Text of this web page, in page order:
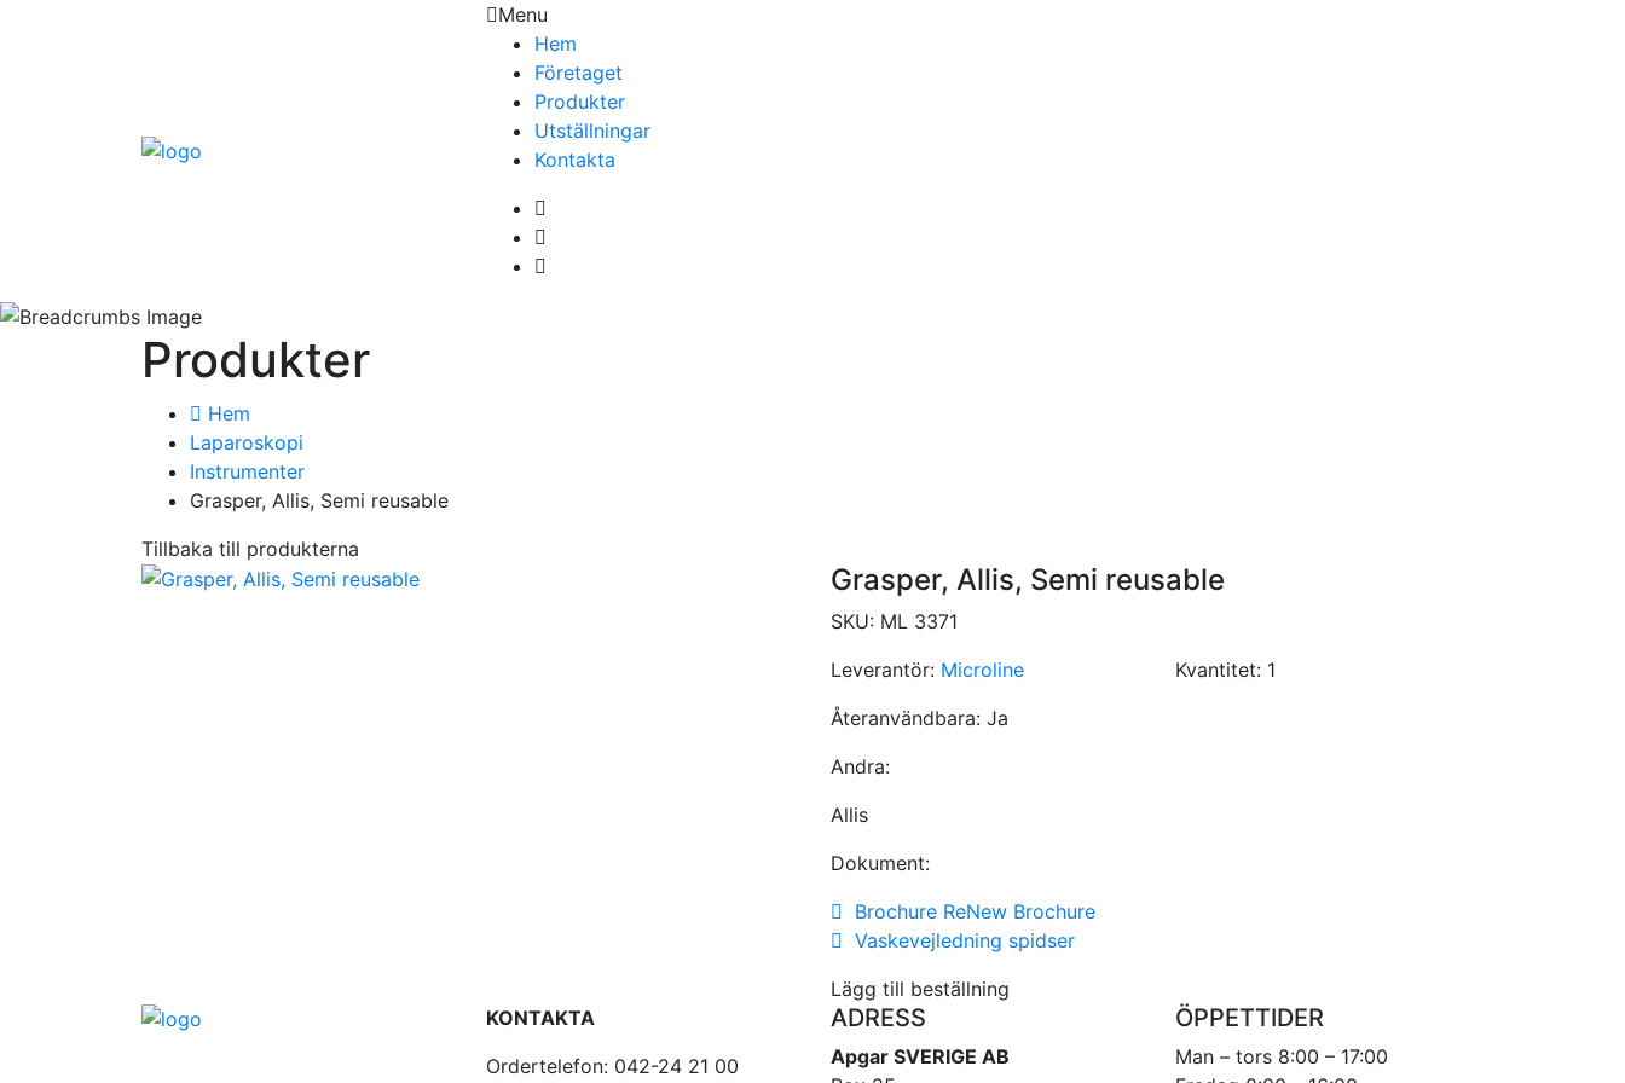
Menu
Hem
Företaget
Produkter
Utställningar
Kontakta
Produkter
Hem
Laparoskopi
Instrumenter
Grasper, Allis, Semi reusable
Tillbaka till produkterna
Grasper, Allis, Semi reusable
SKU: ML 3371
Leverantör: Microline Kvantitet: 1
Återanvändbara: Ja
Andra:
Allis
Dokument:
Brochure ReNew Brochure
Vaskevejledning spidser
Lägg till beställning
KONTAKTA
Ordertelefon: 042-24 21 00
ADRESS
Apgar SVERIGE AB
ÖPPETTIDER
Man – tors 8:00 – 17:00